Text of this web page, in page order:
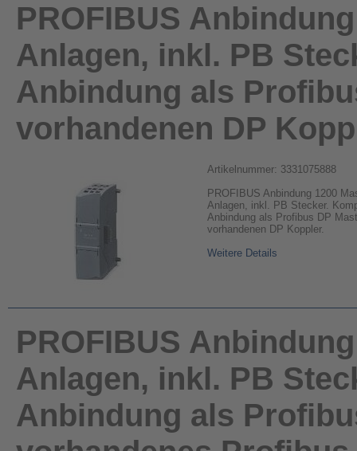
PROFIBUS
Anlagen, inkl. PB
Anbindung als
vorhandenen DP
Artikelnummer: 3331075888
PROFIBUS Anbindung 1200
Anlagen, inkl. PB Stecker.
Anbindung als Profibus DP
vorhandenen DP Koppler.
Weitere Details
PROFIBUS
Anlagen, inkl. PB
Anbindung als